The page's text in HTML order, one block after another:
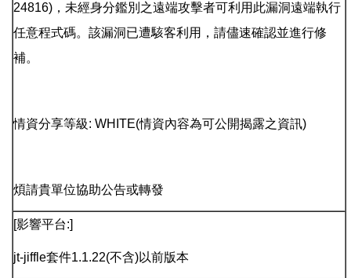
24816)，未經身分鑑別之遠端攻擊者可利用此漏洞遠端執行
任意程式碼。該漏洞已遭駭客利用，請儘速確認並進行修
補。
情資分享等級: WHITE(情資內容為可公開揭露之資訊)
煩請貴單位協助公告或轉發
[影響平台:]
jt-jiffle套件1.1.22(不含)以前版本